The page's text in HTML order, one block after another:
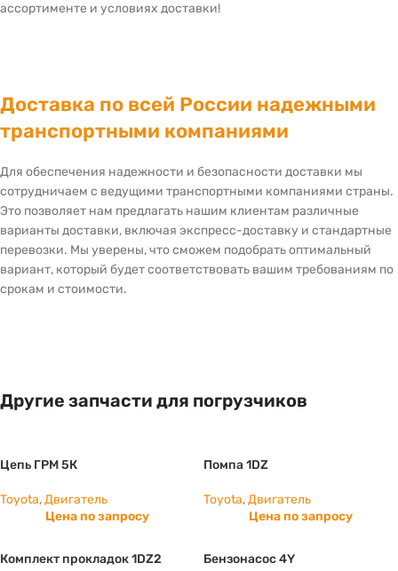
ассортименте и условиях доставки!
Доставка по всей России надежными
транспортными компаниями
Для обеспечения надежности и безопасности доставки мы
сотрудничаем с ведущими транспортными компаниями страны.
Это позволяет нам предлагать нашим клиентам различные
варианты доставки, включая экспресс-доставку и стандартные
перевозки. Мы уверены, что сможем подобрать оптимальный
вариант, который будет соответствовать вашим требованиям по
срокам и стоимости.
Другие запчасти для погрузчиков
Цепь ГРМ 5К
Toyota,Двигатель
Цена по запросу
Помпа 1DZ
Toyota,Двигатель
Цена по запросу
Комплект прокладок 1DZ2 Бензонасос 4Y